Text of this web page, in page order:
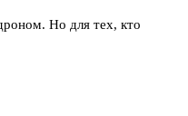
Но для тех, кто